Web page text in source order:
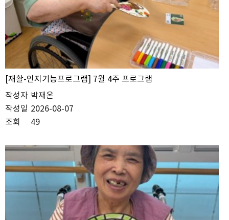
[재활-인지기능프로그램] 7월 4주 프로그램
작성자 박재온
작성일 2026-08-07
조회
49